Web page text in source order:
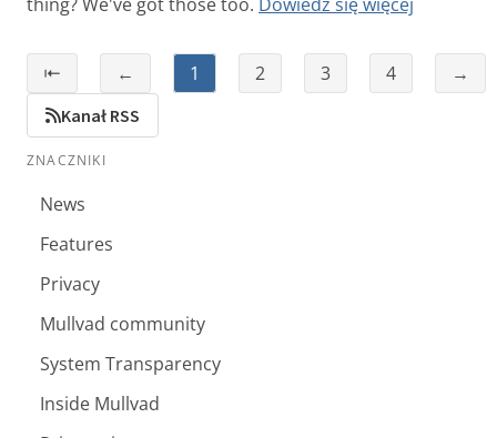
⇤ ← 1 2 3 4 →
Kanał RSS
ZNACZNIKI
News
Features
Privacy
Mullvad community
System Transparency
Inside Mullvad